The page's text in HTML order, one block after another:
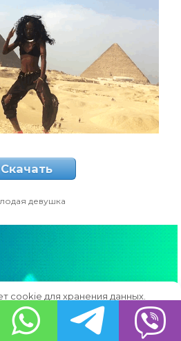
Скачать
девушка
cookie для хранения данных.
сайт, Вы даете свое согласие на
файлами.
OK